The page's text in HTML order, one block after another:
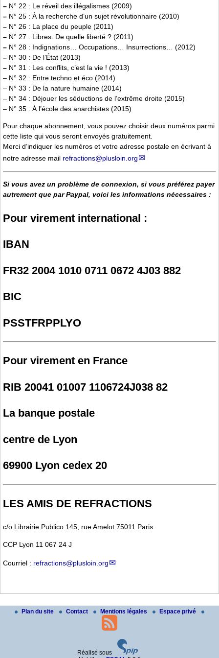
– N° 22 : Le réveil des illégalismes (2009)
– N° 25 : À la recherche d’un sujet révolutionnaire (2010)
– N° 26 : La place du peuple (2011)
– N° 27 : Libres. De quelle liberté ? (2011)
– N° 28 : Indignations… Occupations… Insurrections… (2012)
– N° 30 : De l’État (2013)
– N° 31 : Les conflits, c’est la vie ! (2013)
– N° 32 : Entre techno et éco (2014)
– N° 33 : De la nature humaine (2014)
– N° 34 : Déjouer les séductions de l’extrême droite (2015)
– N° 35 : À l’école des anarchistes (2015)
Pour chaque abonnement, vous pouvez choisir deux numéros parmi
cette liste qui vous seront envoyés gratuitement.
Merci d’indiquer les numéros et votre adresse postale en écrivant à
notre adresse mail refractions@plusloin.org
Si vous avez un problème de connexion, si vous préférez payer
autrement que par Paypal, voici les informations nécessaires :
Pour virement international :
IBAN
FR32 2004 1010 0711 0672 4J03 882
BIC
PSSTFRPPLYO
Pour virement en France
RIB 20041 01007 1106724J038 82
La banque postale
centre de Lyon
69900 Lyon cedex 20
LES AMIS DE REFRACTIONS
c/o Librairie Publico 145, rue Amelot 75011 Paris
CCP Lyon 11 067 24 J
Courriel : refractions@plusloin.org
Plan du site Contact Mentions légales Espace privé
Réalisé sous